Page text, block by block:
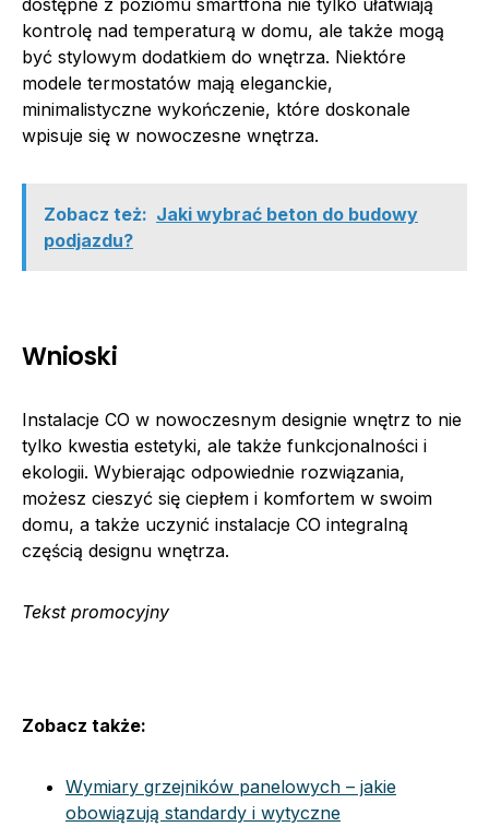
dostępne z poziomu smartfona nie tylko ułatwiają
kontrolę nad temperaturą w domu, ale także mogą
być stylowym dodatkiem do wnętrza. Niektóre
modele termostatów mają eleganckie,
minimalistyczne wykończenie, które doskonale
wpisuje się w nowoczesne wnętrza.
Zobacz też: Jaki wybrać beton do budowy
podjazdu?
Wnioski
Instalacje CO w nowoczesnym designie wnętrz to nie
tylko kwestia estetyki, ale także funkcjonalności i
ekologii. Wybierając odpowiednie rozwiązania,
możesz cieszyć się ciepłem i komfortem w swoim
domu, a także uczynić instalacje CO integralną
częścią designu wnętrza.
Tekst promocyjny
Zobacz także:
Wymiary grzejników panelowych – jakie
obowiązują standardy i wytyczne